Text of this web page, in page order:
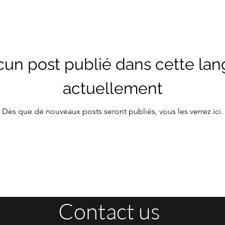
post publié dans cette
actuellement
Dès que de nouveaux posts seront publiés, vous les verrez ici.
Contact us